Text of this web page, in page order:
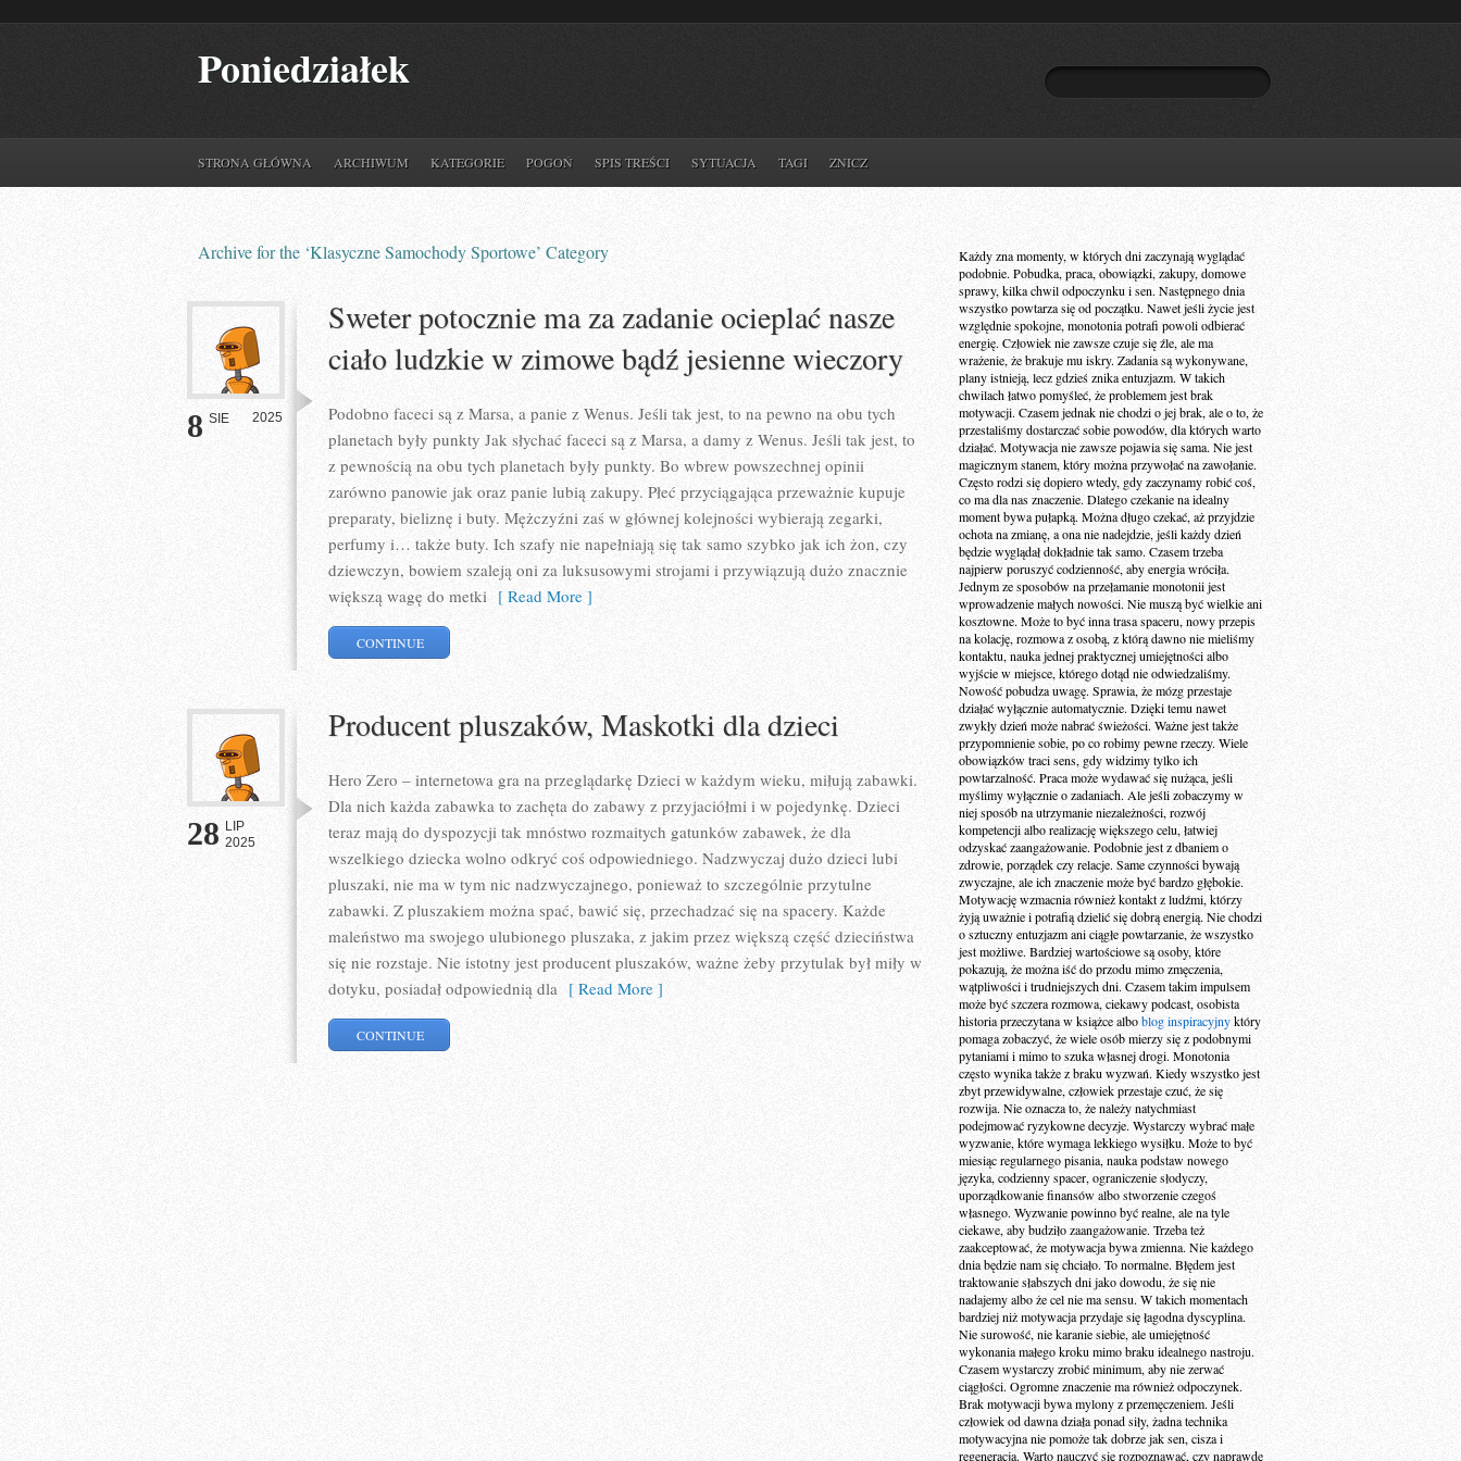
Poniedziałek
STRONA GŁÓWNA ARCHIWUM KATEGORIE POGOŃ SPIS TREŚCI SYTUACJA TAGI ZNICZ
Archive for the ‘Klasyczne Samochody Sportowe’ Category
8 SIE 2025
Sweter potocznie ma za zadanie ocieplać nasze
ciało ludzkie w zimowe bądź jesienne wieczory
Podobno faceci są z Marsa, a panie z Wenus. Jeśli tak jest, to na pewno na obu tych
planetach były punkty Jak słychać faceci są z Marsa, a damy z Wenus. Jeśli tak jest, to
z pewnością na obu tych planetach były punkty. Bo wbrew powszechnej opinii
zarówno panowie jak oraz panie lubią zakupy. Płeć przyciągająca przeważnie kupuje
preparaty, bieliznę i buty. Mężczyźni zaś w głównej kolejności wybierają zegarki,
perfumy i… także buty. Ich szafy nie napełniają się tak samo szybko jak ich żon, czy
dziewczyn, bowiem szaleją oni za luksusowymi strojami i przywiązują dużo znacznie
większą wagę do metki [ Read More ]
CONTINUE
28 LIP
2025
Producent pluszaków, Maskotki dla dzieci
Hero Zero – internetowa gra na przeglądarkę Dzieci w każdym wieku, miłują zabawki.
Dla nich każda zabawka to zachęta do zabawy z przyjaciółmi i w pojedynkę. Dzieci
teraz mają do dyspozycji tak mnóstwo rozmaitych gatunków zabawek, że dla
wszelkiego dziecka wolno odkryć coś odpowiedniego. Nadzwyczaj dużo dzieci lubi
pluszaki, nie ma w tym nic nadzwyczajnego, ponieważ to szczególnie przytulne
zabawki. Z pluszakiem można spać, bawić się, przechadzać się na spacery. Każde
maleństwo ma swojego ulubionego pluszaka, z jakim przez większą część dzieciństwa
się nie rozstaje. Nie istotny jest producent pluszaków, ważne żeby przytulak był miły w
dotyku, posiadał odpowiednią dla [ Read More ]
CONTINUE
Każdy zna momenty, w których dni zaczynają wyglądać
podobnie. Pobudka, praca, obowiązki, zakupy, domowe
sprawy, kilka chwil odpoczynku i sen. Następnego dnia
wszystko powtarza się od początku. Nawet jeśli życie jest
względnie spokojne, monotonia potrafi powoli odbierać
energię. Człowiek nie zawsze czuje się źle, ale ma
wrażenie, że brakuje mu iskry. Zadania są wykonywane,
plany istnieją, lecz gdzieś znika entuzjazm. W takich
chwilach łatwo pomyśleć, że problemem jest brak
motywacji. Czasem jednak nie chodzi o jej brak, ale o to, że
przestaliśmy dostarczać sobie powodów, dla których warto
działać. Motywacja nie zawsze pojawia się sama. Nie jest
magicznym stanem, który można przywołać na zawołanie.
Często rodzi się dopiero wtedy, gdy zaczynamy robić coś,
co ma dla nas znaczenie. Dlatego czekanie na idealny
moment bywa pułapką. Można długo czekać, aż przyjdzie
ochota na zmianę, a ona nie nadejdzie, jeśli każdy dzień
będzie wyglądał dokładnie tak samo. Czasem trzeba
najpierw poruszyć codzienność, aby energia wróciła.
Jednym ze sposobów na przełamanie monotonii jest
wprowadzenie małych nowości. Nie muszą być wielkie ani
kosztowne. Może to być inna trasa spaceru, nowy przepis
na kolację, rozmowa z osobą, z którą dawno nie mieliśmy
kontaktu, nauka jednej praktycznej umiejętności albo
wyjście w miejsce, którego dotąd nie odwiedzaliśmy.
Nowość pobudza uwagę. Sprawia, że mózg przestaje
działać wyłącznie automatycznie. Dzięki temu nawet
zwykły dzień może nabrać świeżości. Ważne jest także
przypomnienie sobie, po co robimy pewne rzeczy. Wiele
obowiązków traci sens, gdy widzimy tylko ich
powtarzalność. Praca może wydawać się nużąca, jeśli
myślimy wyłącznie o zadaniach. Ale jeśli zobaczymy w
niej sposób na utrzymanie niezależności, rozwój
kompetencji albo realizację większego celu, łatwiej
odzyskać zaangażowanie. Podobnie jest z dbaniem o
zdrowie, porządek czy relacje. Same czynności bywają
zwyczajne, ale ich znaczenie może być bardzo głębokie.
Motywację wzmacnia również kontakt z ludźmi, którzy
żyją uważnie i potrafią dzielić się dobrą energią. Nie chodzi
o sztuczny entuzjazm ani ciągłe powtarzanie, że wszystko
jest możliwe. Bardziej wartościowe są osoby, które
pokazują, że można iść do przodu mimo zmęczenia,
wątpliwości i trudniejszych dni. Czasem takim impulsem
może być szczera rozmowa, ciekawy podcast, osobista
historia przeczytana w książce alboblog inspiracyjnyktóry
pomaga zobaczyć, że wiele osób mierzy się z podobnymi
pytaniami i mimo to szuka własnej drogi. Monotonia
często wynika także z braku wyzwań. Kiedy wszystko jest
zbyt przewidywalne, człowiek przestaje czuć, że się
rozwija. Nie oznacza to, że należy natychmiast
podejmować ryzykowne decyzje. Wystarczy wybrać małe
wyzwanie, które wymaga lekkiego wysiłku. Może to być
miesiąc regularnego pisania, nauka podstaw nowego
języka, codzienny spacer, ograniczenie słodyczy,
uporządkowanie finansów albo stworzenie czegoś
własnego. Wyzwanie powinno być realne, ale na tyle
ciekawe, aby budziło zaangażowanie. Trzeba też
zaakceptować, że motywacja bywa zmienna. Nie każdego
dnia będzie nam się chciało. To normalne. Błędem jest
traktowanie słabszych dni jako dowodu, że się nie
nadajemy albo że cel nie ma sensu. W takich momentach
bardziej niż motywacja przydaje się łagodna dyscyplina.
Nie surowość, nie karanie siebie, ale umiejętność
wykonania małego kroku mimo braku idealnego nastroju.
Czasem wystarczy zrobić minimum, aby nie zerwać
ciągłości. Ogromne znaczenie ma również odpoczynek.
Brak motywacji bywa mylony z przemęczeniem. Jeśli
człowiek od dawna działa ponad siły, żadna technika
motywacyjna nie pomoże tak dobrze jak sen, cisza i
regeneracja. Warto nauczyć się rozpoznawać, czy naprawdę